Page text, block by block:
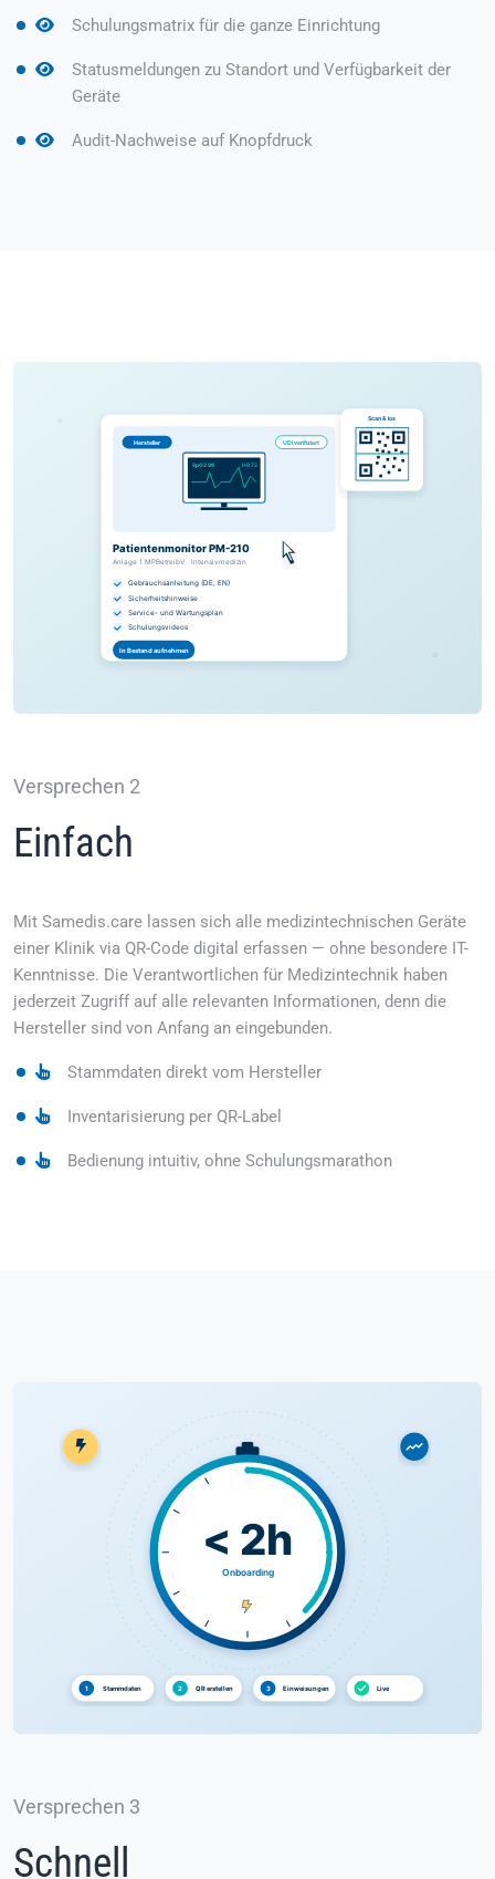
Schulungsmatrix für die ganze Einrichtung
Statusmeldungen zu Standort und Verfügbarkeit der
Geräte
Audit-Nachweise auf Knopfdruck
Versprechen 2
Einfach
Mit Samedis.care lassen sich alle medizintechnischen Geräte
einer Klinik via QR-Code digital erfassen — ohne besondere IT-
Kenntnisse. Die Verantwortlichen für Medizintechnik haben
jederzeit Zugriff auf alle relevanten Informationen, denn die
Hersteller sind von Anfang an eingebunden.
Stammdaten direkt vom Hersteller
Inventarisierung per QR-Label
Bedienung intuitiv, ohne Schulungsmarathon
Versprechen 3
Schnell